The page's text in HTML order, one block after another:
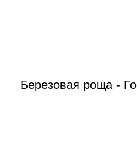
Березовая роща -